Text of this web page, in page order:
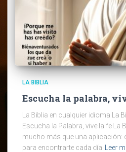
LA BIBLIA
Escucha la palabra,
La Biblia en cualquier idioma La
Escucha la Palabra, vive la fe La
mucho más que una aplicación:
para encontrarte cada día
Leer